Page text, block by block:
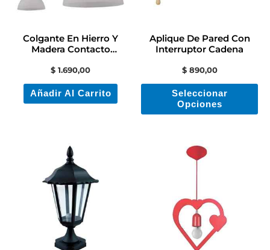
Colgante En Hierro Y
Madera Contacto
$ 1.690,00
Añadir Al Carrito
Aplique De Pared Con
Interruptor Cadena
$890,00
Seleccionar
Opciones